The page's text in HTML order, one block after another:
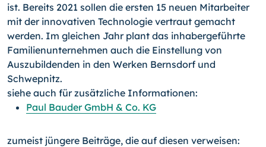
ist. Bereits 2021 sollen die ersten 15 neuen Mitarbeiter
mit der innovativen Technologie vertraut gemacht
werden. Im gleichen Jahr plant das inhabergeführte
Familienunternehmen auch die Einstellung von
Auszubildenden in den Werken Bernsdorf und
Schwepnitz.
siehe auch für zusätzliche Informationen:
Paul Bauder GmbH & Co. KG
zumeist jüngere Beiträge, die auf diesen verweisen: